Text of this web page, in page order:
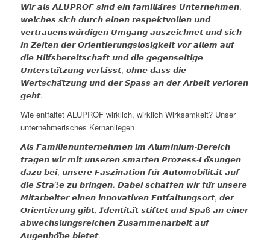
𝙒𝙞𝙧 𝙖𝙡𝙨 𝘼𝙇𝙐𝙋𝙍𝙊𝙁 𝙨𝙞𝙣𝙙 𝙚𝙞𝙣 𝙛𝙖𝙢𝙞𝙡𝙞𝙖̈𝙧𝙚𝙨 𝙐𝙣𝙩𝙚𝙧𝙣𝙚𝙝𝙢𝙚𝙣,
𝙬𝙚𝙡𝙘𝙝𝙚𝙨 𝙨𝙞𝙘𝙝 𝙙𝙪𝙧𝙘𝙝 𝙚𝙞𝙣𝙚𝙣 𝙧𝙚𝙨𝙥𝙚𝙠𝙩𝙫𝙤𝙡𝙡𝙚𝙣 𝙪𝙣𝙙
𝙫𝙚𝙧𝙩𝙧𝙖𝙪𝙚𝙣𝙨𝙬𝙪̈𝙧𝙙𝙞𝙜𝙚𝙣 𝙐𝙢𝙜𝙖𝙣𝙜 𝙖𝙪𝙨𝙯𝙚𝙞𝙘𝙝𝙣𝙚𝙩 𝙪𝙣𝙙 𝙨𝙞𝙘𝙝
𝙞𝙣 𝙕𝙚𝙞𝙩𝙚𝙣 𝙙𝙚𝙧 𝙊𝙧𝙞𝙚𝙣𝙩𝙞𝙚𝙧𝙪𝙣𝙜𝙨𝙡𝙤𝙨𝙞𝙜𝙠𝙚𝙞𝙩 𝙫𝙤𝙧 𝙖𝙡𝙡𝙚𝙢 𝙖𝙪𝙛
𝙙𝙞𝙚 𝙃𝙞𝙡𝙛𝙨𝙗𝙚𝙧𝙚𝙞𝙩𝙨𝙘𝙝𝙖𝙛𝙩 𝙪𝙣𝙙 𝙙𝙞𝙚 𝙜𝙚𝙜𝙚𝙣𝙨𝙚𝙞𝙩𝙞𝙜𝙚
𝙐𝙣𝙩𝙚𝙧𝙨𝙩𝙪̈𝙩𝙯𝙪𝙣𝙜 𝙫𝙚𝙧𝙡𝙖̈𝙨𝙨𝙩, 𝙤𝙝𝙣𝙚 𝙙𝙖𝙨𝙨 𝙙𝙞𝙚
𝙒𝙚𝙧𝙩𝙨𝙘𝙝𝙖̈𝙩𝙯𝙪𝙣𝙜 𝙪𝙣𝙙 𝙙𝙚𝙧 𝙎𝙥𝙖𝙨𝙨 𝙖𝙣 𝙙𝙚𝙧 𝘼𝙧𝙗𝙚𝙞𝙩 𝙫𝙚𝙧𝙡𝙤𝙧𝙚𝙣
𝙜𝙚𝙝𝙩.
Wie entfaltet ALUPROF wirklich, wirklich Wirksamkeit? Unser
unternehmerisches Kernanliegen
𝘼𝙡𝙨 𝙁𝙖𝙢𝙞𝙡𝙞𝙚𝙣𝙪𝙣𝙩𝙚𝙧𝙣𝙚𝙝𝙢𝙚𝙣 𝙞𝙢 𝘼𝙡𝙪𝙢𝙞𝙣𝙞𝙪𝙢-𝘽𝙚𝙧𝙚𝙞𝙘𝙝
𝙩𝙧𝙖𝙜𝙚𝙣 𝙬𝙞𝙧 𝙢𝙞𝙩 𝙪𝙣𝙨𝙚𝙧𝙚𝙣 𝙨𝙢𝙖𝙧𝙩𝙚𝙣 𝙋𝙧𝙤𝙯𝙚𝙨𝙨-𝙇𝙤̈𝙨𝙪𝙣𝙜𝙚𝙣
𝙙𝙖𝙯𝙪 𝙗𝙚𝙞, 𝙪𝙣𝙨𝙚𝙧𝙚 𝙁𝙖𝙨𝙯𝙞𝙣𝙖𝙩𝙞𝙤𝙣 𝙛𝙪̈𝙧 𝘼𝙪𝙩𝙤𝙢𝙤𝙗𝙞𝙡𝙞𝙩𝙖̈𝙩 𝙖𝙪𝙛
𝙙𝙞𝙚 𝙎𝙩𝙧𝙖ß𝙚 𝙯𝙪 𝙗𝙧𝙞𝙣𝙜𝙚𝙣. 𝘿𝙖𝙗𝙚𝙞 𝙨𝙘𝙝𝙖𝙛𝙛𝙚𝙣 𝙬𝙞𝙧 𝙛𝙪̈𝙧 𝙪𝙣𝙨𝙚𝙧𝙚
𝙈𝙞𝙩𝙖𝙧𝙗𝙚𝙞𝙩𝙚𝙧 𝙚𝙞𝙣𝙚𝙣 𝙞𝙣𝙣𝙤𝙫𝙖𝙩𝙞𝙫𝙚𝙣 𝙀𝙣𝙩𝙛𝙖𝙡𝙩𝙪𝙣𝙜𝙨𝙤𝙧𝙩, 𝙙𝙚𝙧
𝙊𝙧𝙞𝙚𝙣𝙩𝙞𝙚𝙧𝙪𝙣𝙜 𝙜𝙞𝙗𝙩, 𝙄𝙙𝙚𝙣𝙩𝙞𝙩𝙖̈𝙩 𝙨𝙩𝙞𝙛𝙩𝙚𝙩 𝙪𝙣𝙙 𝙎𝙥𝙖ß 𝙖𝙣 𝙚𝙞𝙣𝙚𝙧
𝙖𝙗𝙬𝙚𝙘𝙝𝙨𝙡𝙪𝙣𝙜𝙨𝙧𝙚𝙞𝙘𝙝𝙚𝙣 𝙕𝙪𝙨𝙖𝙢𝙢𝙚𝙣𝙖𝙧𝙗𝙚𝙞𝙩 𝙖𝙪𝙛
𝘼𝙪𝙜𝙚𝙣𝙝𝙤̈𝙝𝙚 𝙗𝙞𝙚𝙩𝙚𝙩.